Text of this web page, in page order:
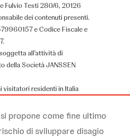
Fulvio Testi 280/6, 20126
dei contenuti presenti.
e Codice Fiscale e
all’attività di
della Società JANSSEN
visitatori residenti in Italia
propone come fine ultimo
di sviluppare disagio